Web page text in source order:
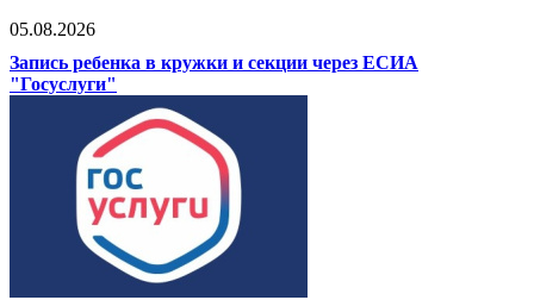
05.08.2026
Запись ребенка в кружки и секции через ЕСИА
"Госуслуги"